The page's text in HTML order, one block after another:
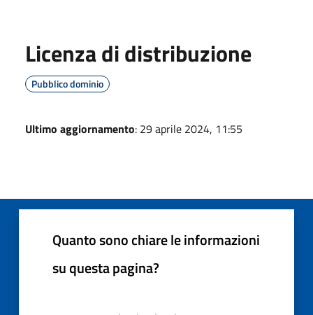
Licenza di distribuzione
Pubblico dominio
Ultimo aggiornamento: 29 aprile 2024, 11:55
Quanto sono chiare le informazioni
su questa pagina?